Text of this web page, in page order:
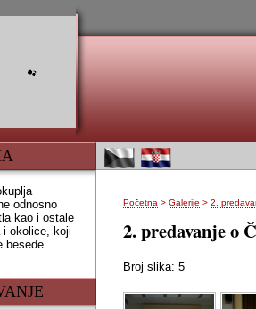
odnosno
kao i ostale
i okolice, koji
besede
Početna >Galerije >2.
2. predavanje o
Broj slika: 5